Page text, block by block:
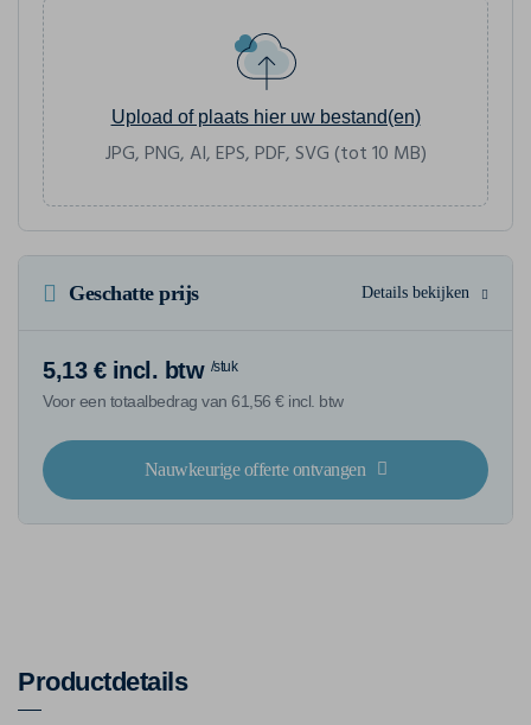
Upload of plaats hier uw bestand(en)
JPG, PNG, AI, EPS, PDF, SVG (tot 10 MB)
Geschatte prijs Details bekijken
5,13 € incl. btw /stuk
Voor een totaalbedrag van 61,56 € incl. btw
Nauwkeurige offerte ontvangen
Productdetails